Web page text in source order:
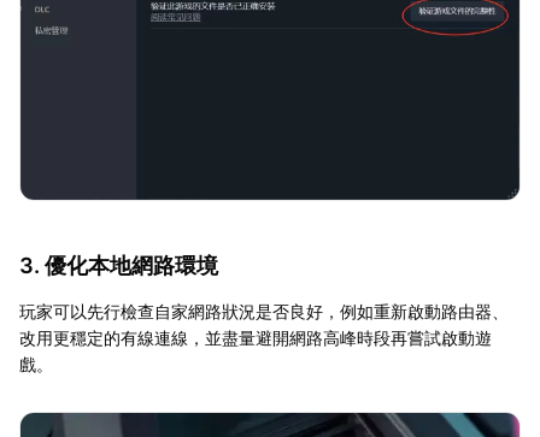
3. 優化本地網路環境
玩家可以先行檢查自家網路狀況是否良好，例如重新啟動路由器、
改用更穩定的有線連線，並盡量避開網路高峰時段再嘗試啟動遊
戲。